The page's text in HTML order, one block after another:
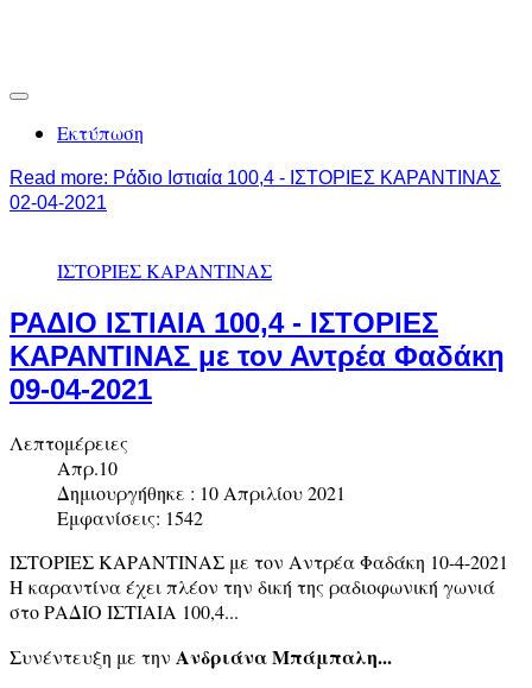
Εκτύπωση
Read more: Ράδιο Ιστιαία 100,4 - ΙΣΤΟΡΙΕΣ ΚΑΡΑΝΤΙΝΑΣ
02-04-2021
ΙΣΤΟΡΙΕΣ ΚΑΡΑΝΤΙΝΑΣ
ΡΑΔΙΟ ΙΣΤΙΑΙΑ 100,4 - ΙΣΤΟΡΙΕΣ
ΚΑΡΑΝΤΙΝΑΣ με τον Αντρέα Φαδάκη
09-04-2021
Λεπτομέρειες
Απρ.10
Δημιουργήθηκε : 10 Απριλίου 2021
Εμφανίσεις: 1542
ΙΣΤΟΡΙΕΣ ΚΑΡΑΝΤΙΝΑΣ με τον Αντρέα Φαδάκη 10-4-2021
Η καραντίνα έχει πλέον την δική της ραδιοφωνική γωνιά
στο ΡΑΔΙΟ ΙΣΤΙΑΙΑ 100,4...
Συνέντευξη με την Ανδριάνα Μπάμπαλη...